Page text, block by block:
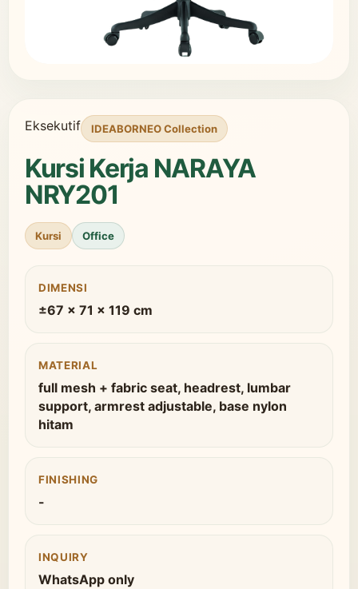
Eksekutif IDEABORNEO Collection
Kursi Kerja NARAYA
NRY201
Kursi Office
DIMENSI
±67 x 71 x 119 cm
MATERIAL
full mesh + fabric seat, headrest, lumbar
support, armrest adjustable, base nylon
hitam
FINISHING
-
INQUIRY
WhatsApp only